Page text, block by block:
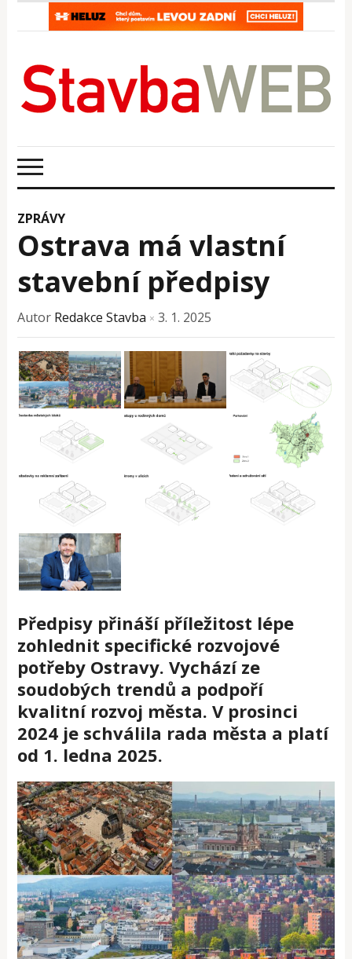
ZPRÁVY
Ostrava má vlastní
stavební předpisy
Autor Redakce Stavba × 3. 1. 2025
Předpisy přináší příležitost lépe
zohlednit specifické rozvojové
potřeby Ostravy. Vychází ze
soudobých trendů a podpoří
kvalitní rozvoj města. V prosinci
2024 je schválila rada města a platí
od 1. ledna 2025.